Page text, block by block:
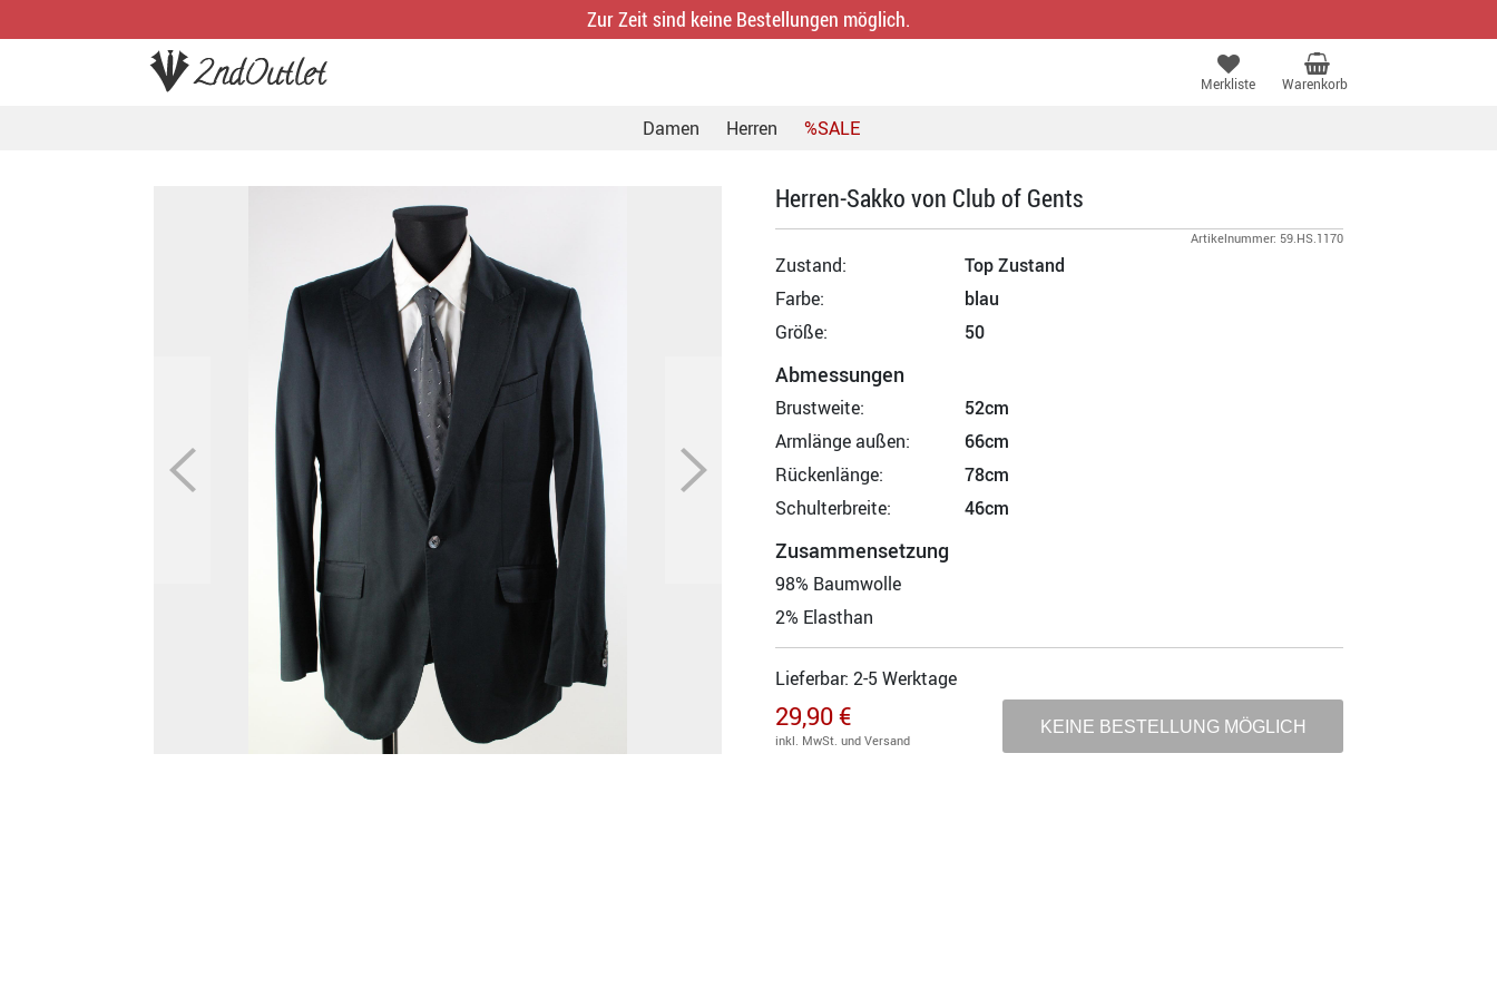
Zur Zeit sind keine Bestellungen möglich.
Merkliste Warenkorb
Damen Herren %SALE
Herren-Sakko von Club of Gents
Artikelnummer: 59.HS.1170
Zustand:
Top Zustand
Farbe:
blau
Größe:
50
Abmessungen
Brustweite:
52cm
Armlänge außen:
66cm
Rückenlänge:
78cm
Schulterbreite:
46cm
Zusammensetzung
98% Baumwolle
2% Elasthan
Lieferbar: 2-5 Werktage
29,90 €
inkl. MwSt. und Versand
KEINE BESTELLUNG MÖGLICH